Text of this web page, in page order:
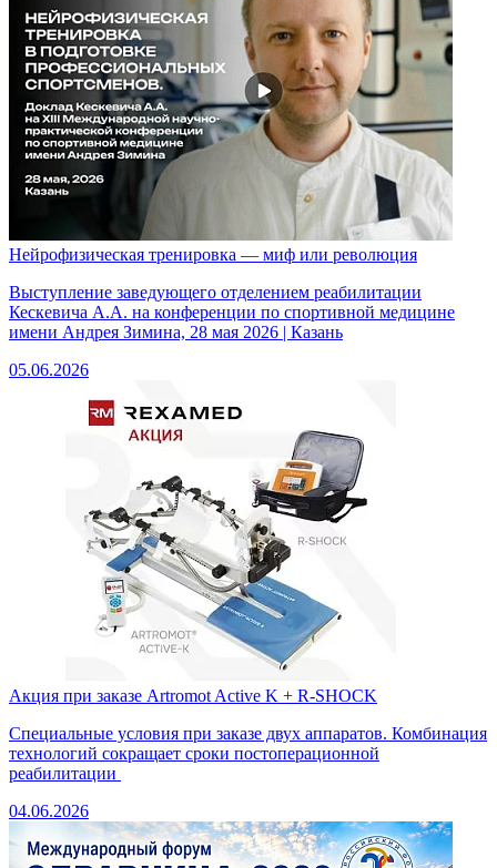
Нейрофизическая тренировка — миф или революция
Выступление заведующего отделением реабилитации
Кескевича А.А. на конференции по спортивной медицине
имени Андрея Зимина, 28 мая 2026 | Казань
05.06.2026
Акция при заказе Artromot Active K + R-SHOCK
Специальные условия при заказе двух аппаратов. Комбинация
технологий сокращает сроки постоперационной
реабилитации
04.06.2026